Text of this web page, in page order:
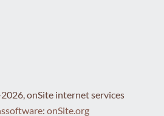
onSite internet services
: onSite.org